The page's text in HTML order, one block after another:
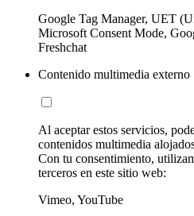
Google Tag Manager, UET
Microsoft Consent Mode,
Freshchat
Contenido multimedia externo
Al aceptar estos servicios,
contenidos multimedia
Con tu consentimiento,
terceros en este sitio web:
Vimeo, YouTube